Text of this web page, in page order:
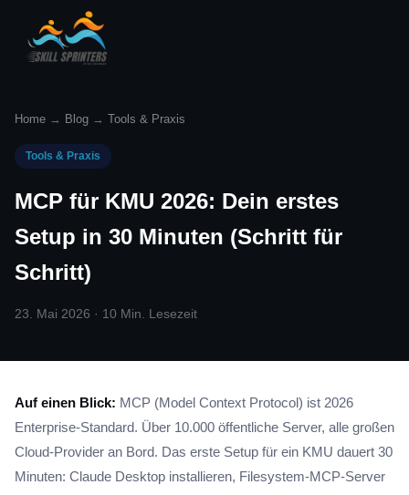
Home → Blog → Tools & Praxis
Tools & Praxis
MCP für KMU 2026: Dein erstes
Setup in 30 Minuten (Schritt für
Schritt)
23. Mai 2026 · 10 Min. Lesezeit
Auf einen Blick: MCP (Model Context Protocol) ist 2026
Enterprise-Standard. Über 10.000 öffentliche Server, alle großen
Cloud-Provider an Bord. Das erste Setup für ein KMU dauert 30
Minuten: Claude Desktop installieren, Filesystem-MCP-Server